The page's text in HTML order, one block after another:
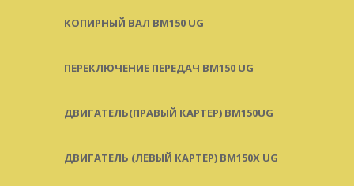
КОПИРНЫЙ ВАЛ BM150 UG
ПЕРЕКЛЮЧЕНИЕ ПЕРЕДАЧ BM150 UG
ДВИГАТЕЛЬ(ПРАВЫЙ КАРТЕР) ВМ150UG
ДВИГАТЕЛЬ (ЛЕВЫЙ КАРТЕР) BM150X UG